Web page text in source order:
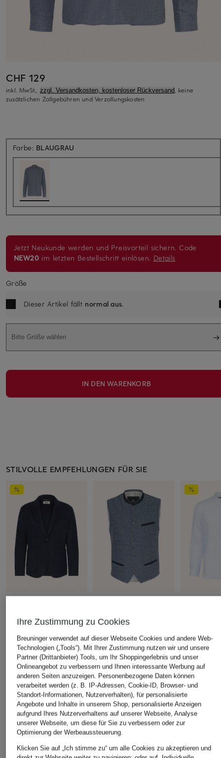
CHF 129
inkl. MwSt., zzgl. Versandkosten, kostenloser Rückversand, keine
zusätzlichen Zollgebühren und Verzollungskosten
Farbe: BLAUGRAU
Jetzt Neukunde werden und Preisvorteil sichern. Code
NEW20 im letzten Bestellschritt einlösen. Details
Größe
Dieser Artikel fällt normal aus.
Bitte Größe wählen
IN DEN WARENKORB
STILVOLLE EMPFEHLUNGEN FÜR SIE
CHF 259
Ursprünglich:CHF 359
Slim Fit
CHF 259
Stehkragen
CHF 85
Ursprünglich:
ÄHNLICHE ARTIKEL ENTDECKEN
Ihre Zustimmung zu Cookies
Breuninger verwendet auf dieser Webseite Cookies und andere Web-
Technologien („Tools“). Mit Ihrer Zustimmung nutzen wir und unsere
Partner (Drittanbieter) Tools, um Ihr Shoppingerlebnis und unser
Onlineangebot zu verbessern und Ihnen interessante Werbung auf
anderen Seiten anzuzeigen. Personenbezogene Daten können
verarbeitet werden (z. B. IP-Adressen, Cookie-ID, Browser- und
Standort-Informationen, Nutzerverhalten), für personalisierte
Angebote und Inhalte in unserem Shop, personalisierte Anzeigen
aufgrund Ihres Nutzerverhaltens auf unserer Webseite, Analyse
unserer Webseite, um diese für Sie zu verbessern oder zur
Optimierung der Werbeaussteuerung.
Klicken Sie auf „Ich stimme zu“ um alle Cookies zu akzeptieren und